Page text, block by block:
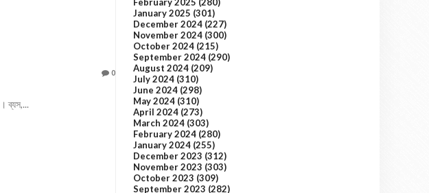
0
ব্যস,...
January 2025 (301)
December 2024 (227)
November 2024 (300)
October 2024 (215)
September 2024 (290)
August 2024 (209)
July 2024 (310)
June 2024 (298)
May 2024 (310)
April 2024 (273)
March 2024 (303)
February 2024 (280)
January 2024 (255)
December 2023 (312)
November 2023 (303)
October 2023 (309)
September 2023 (282)